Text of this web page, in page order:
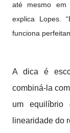
até mesmo em
explica Lopes.
funciona
A dica é
combiná-la
um
linearidade do